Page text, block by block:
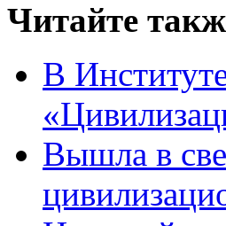
Читайте
В
Вышла в